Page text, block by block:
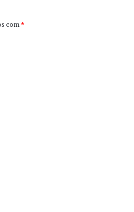
com*